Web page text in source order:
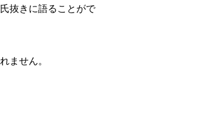
抜きに語ることがで
ません。